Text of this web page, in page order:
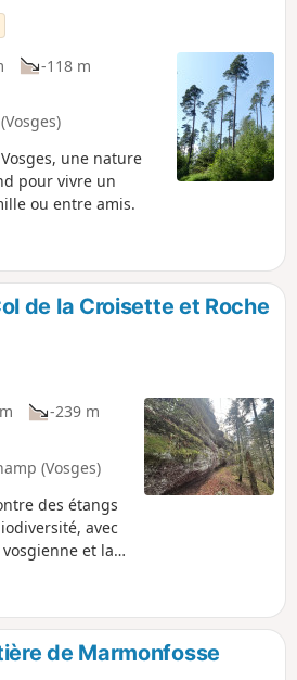
-118 m
une nature
pour vivre un
ou entre amis.
de la Croisette et Roche
-239 m
(Vosges)
des étangs
avec
et la
de Marmonfosse